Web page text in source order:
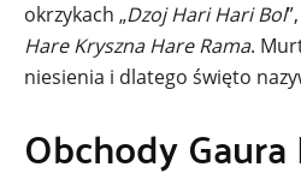
okrzykach „Dzoj Hari Hari Bol
Hare Kryszna Hare Rama.
niesienia i dlatego święto
Obchody